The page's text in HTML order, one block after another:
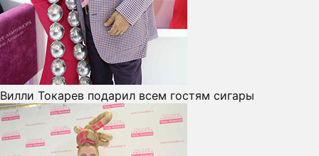
Вилли Токарев подарил всем гостям сигары